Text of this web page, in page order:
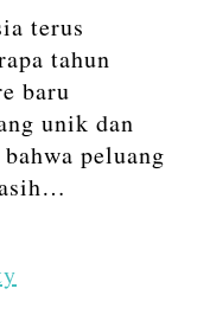
terus
tahun
baru
unik dan
peluang